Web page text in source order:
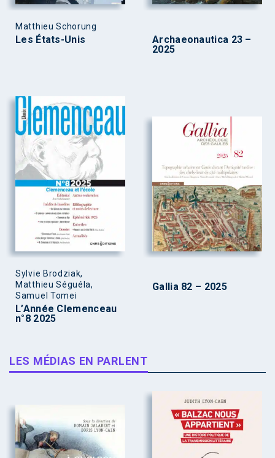
Matthieu Schorung
Les États-Unis
Archaeonautica 23 –
2025
Sylvie Brodziak,
Matthieu Séguéla,
Samuel Tomei
L’Année Clemenceau
n°8 2025
Gallia 82 – 2025
LES MÉDIAS EN PARLENT